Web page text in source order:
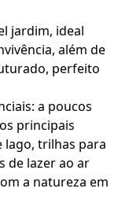
jardim, ideal
além de
perfeito
a poucos
principais
lago, trilhas para
de lazer ao ar
a natureza em